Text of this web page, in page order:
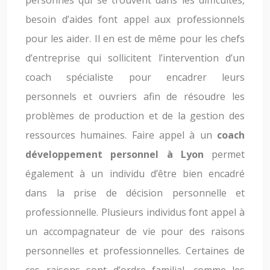
besoin d’aides font appel aux professionnels
pour les aider. Il en est de même pour les chefs
d’entreprise qui sollicitent l’intervention d’un
coach spécialiste pour encadrer leurs
personnels et ouvriers afin de résoudre les
problèmes de production et de la gestion des
ressources humaines. Faire appel à un coach
développement personnel à Lyon permet
également à un individu d’être bien encadré
dans la prise de décision personnelle et
professionnelle. Plusieurs individus font appel à
un accompagnateur de vie pour des raisons
personnelles et professionnelles. Certaines de